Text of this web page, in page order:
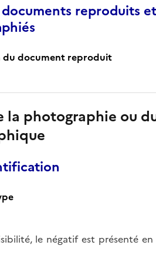
reproduits
du document reproduit
la photographie ou
le négatif est présenté